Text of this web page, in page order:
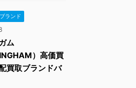
ランド
ム
）高価買
買取ブランドバ